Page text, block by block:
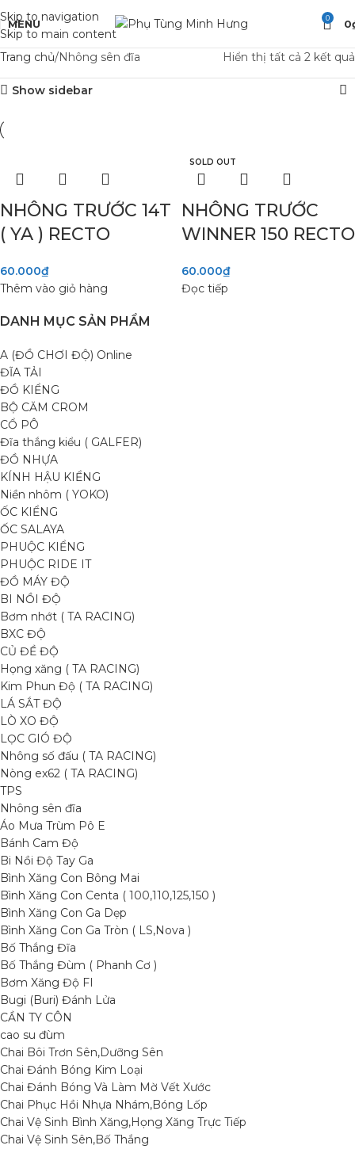
Skip to navigation
Skip to main content
MENU 0 0
DANH MỤC SẢN PHẨM
A (ĐỒ CHƠI ĐỘ) Online
ĐĨA TẢI
ĐỒ KIỂNG
BỘ CĂM CROM
CỔ PÔ
Đĩa thắng kiểu ( GALFER)
ĐỒ NHỰA
KÍNH HẬU KIỂNG
Niền nhôm ( YOKO)
ỐC KIỂNG
ỐC SALAYA
PHUỘC KIỂNG
PHUỘC RIDE IT
ĐỒ MÁY ĐỘ
BI NỒI ĐỘ
Bơm nhớt ( TA RACING)
BXC ĐỘ
CỦ ĐỀ ĐỘ
Họng xăng ( TA RACING)
Kim Phun Độ ( TA RACING)
LÁ SẮT ĐỘ
LÒ XO ĐỘ
LỌC GIÓ ĐỘ
Nhông số đấu ( TA RACING)
Nòng ex62 ( TA RACING)
TPS
Nhông sên đĩa
Áo Mưa Trùm Pô E
Bánh Cam Độ
Bi Nồi Độ Tay Ga
Bình Xăng Con Bông Mai
Bình Xăng Con Centa ( 100,110,125,150 )
Bình Xăng Con Ga Dẹp
Bình Xăng Con Ga Tròn ( LS,Nova )
Bố Thắng Đĩa
Bố Thắng Đùm ( Phanh Cơ )
Bơm Xăng Độ FI
Bugi (Buri) Đánh Lửa
CẦN TY CÔN
cao su đùm
Chai Bôi Trơn Sên,Dưỡng Sên
Chai Đánh Bóng Kim Loại
Chai Đánh Bóng Và Làm Mờ Vết Xước
Chai Phục Hồi Nhựa Nhám,Bóng Lốp
Chai Vệ Sinh Bình Xăng,Họng Xăng Trực Tiếp
Chai Vệ Sinh Sên,Bố Thắng
Trang chủ Nhông sên đĩa Hiển thị tất cả 2 kết quả
Show sidebar
NHÔNG TRƯỚC 14T
( YA ) RECTO
60.000₫
Thêm vào giỏ hàng
SOLD OUT
NHÔNG TRƯỚC
WINNER 150 RECTO
60.000₫
Đọc tiếp